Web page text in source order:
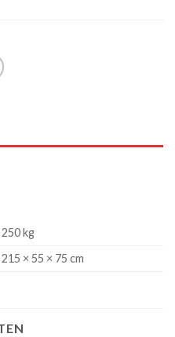
250 kg
215 × 55 × 75 cm